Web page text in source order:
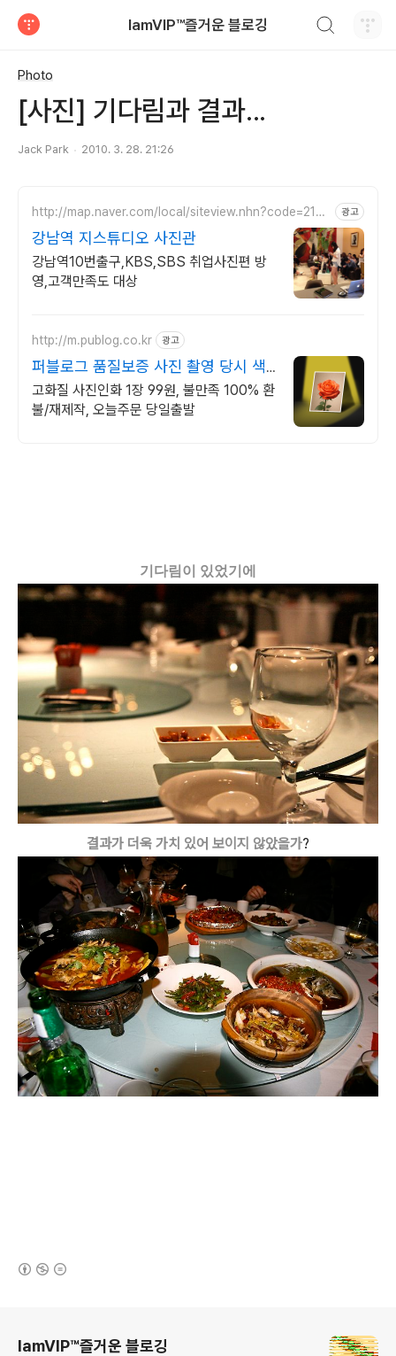
IamVIP™즐거운 블로깅
Photo
[사진] 기다림과 결과...
Jack Park 2010. 3. 28. 21:26
http://map.naver.com/local/siteview.nhn?code=2182
광고
강남역 지스튜디오 사진관
강남역10번출구,KBS,SBS 취업사진편 방
영,고객만족도 대상
http://m.publog.co.kr 광고
퍼블로그 품질보증 사진 촬영 당시 색
감 그대로
고화질 사진인화 1장 99원, 불만족 100% 환
불/재제작, 오늘주문 당일출발
기다림이 있었기에
결과가 더욱 가치 있어 보이지 않았을가?
IamVIP™즐거운 블로깅